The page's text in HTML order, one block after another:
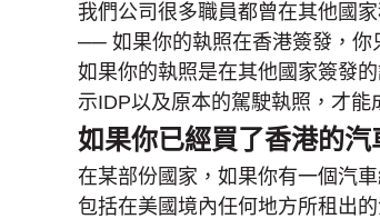
我們公司很多職員都曾在其他國
── 如果你的執照在香港簽發，你
如果你的執照是在其他國家簽發
示IDP以及原本的駕駛執照，才能
如果你已經買了香港的
在某部份國家，如果你有一個汽
包括在美國境內任何地方所租出